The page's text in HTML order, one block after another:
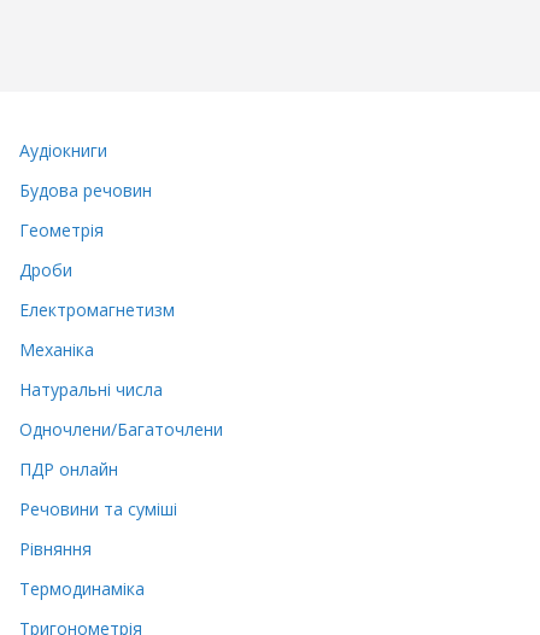
Аудіокниги
Будова речовин
Геометрія
Дроби
Електромагнетизм
Механіка
Натуральні числа
Одночлени/Багаточлени
ПДР онлайн
Речовини та суміші
Рівняння
Термодинаміка
Тригонометрія